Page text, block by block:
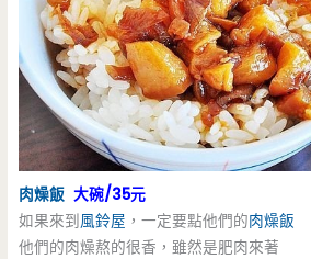
肉燥飯 大碗/35元
如果來到 風鈴屋 ，一定要點他們的肉燥飯
他們的肉燥熬的很香，雖然是肥肉來著